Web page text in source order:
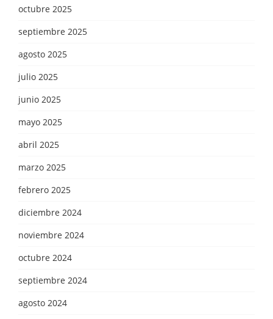
octubre 2025
septiembre 2025
agosto 2025
julio 2025
junio 2025
mayo 2025
abril 2025
marzo 2025
febrero 2025
diciembre 2024
noviembre 2024
octubre 2024
septiembre 2024
agosto 2024